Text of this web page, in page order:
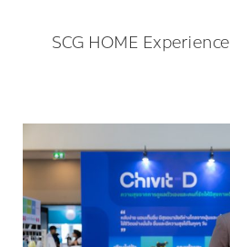
SCG HOME Experience
HOME
Experience ผนึก
พันธมิตร
ชู